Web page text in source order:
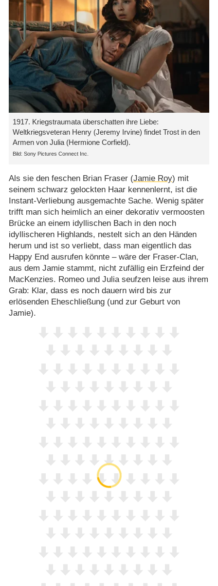
1917. Kriegstraumata überschatten ihre Liebe:
Weltkriegsveteran Henry (Jeremy Irvine) findet Trost in den
Armen von Julia (Hermione Corfield).
Sony Pictures Connect Inc.
Als sie den feschen Brian Fraser (Jamie Roy) mit
seinem schwarz gelockten Haar kennenlernt, ist die
Instant-Verliebung ausgemachte Sache. Wenig später
trifft man sich heimlich an einer dekorativ vermoosten
Brücke an einem idyllischen Bach in den noch
idyllischeren Highlands, nestelt sich an den Händen
herum und ist so verliebt, dass man eigentlich das
Happy End ausrufen könnte – wäre der Fraser-Clan,
aus dem Jamie stammt, nicht zufällig ein Erzfeind der
MacKenzies. Romeo und Julia seufzen leise aus ihrem
Grab: Klar, dass es noch dauern wird bis zur
erlösenden Eheschließung (und zur Geburt von
Jamie).